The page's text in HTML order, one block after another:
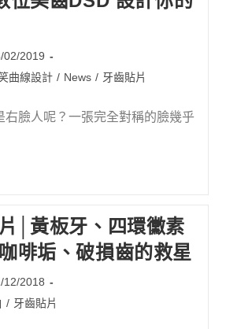
02/2019
曲線設計 / News / 牙齒貼片
右臉人呢？一張完全對稱的臉幾乎
│黃板牙、四環黴素
啡垢、破損齒的救星
12/2018
/ 牙齒貼片